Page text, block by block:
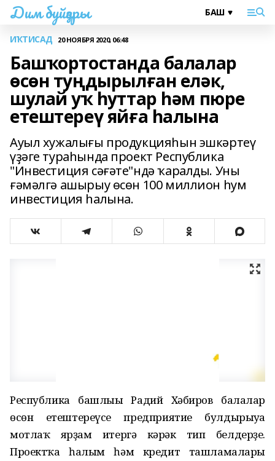
Дим буйҙары
ИҠТИСАД 20 НОЯБРЯ 2020, 06:48
Башҡортостанда балалар
өсөн туңдырылған еләк,
шулай уҡ һуттар һәм пюре
етештереү яйға һалына
Ауыл хужалығы продукцияһын эшкәртеү
үҙәге тураһында проект Республика
"Инвестиция сәғәте"ндә ҡаралды. Уны
ғәмәлгә ашырыу өсөн 100 миллион һум
инвестиция һалына.
Республика башлығы Радий Хәбиров балалар
өсөн етештереүсе предприятие булдырыуға
мотлаҡ ярҙам итергә кәрәк тип белдерҙе.
Проектҡа һалым һәм кредит ташламалары